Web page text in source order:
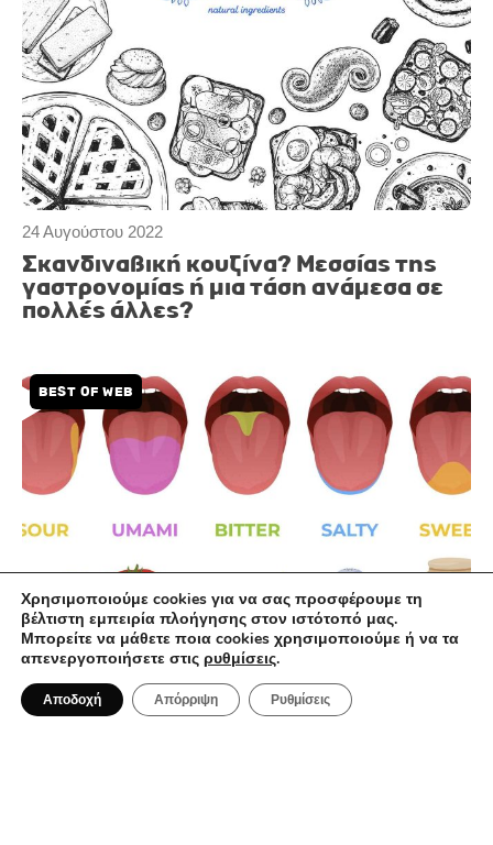
24 Αυγούστου 2022
Σκανδιναβική κουζίνα? Μεσσίας της
γαστρονομίας ή μια τάση ανάμεσα σε
πολλές άλλες?
1 Αυγούστου 2022
BEST OF WEB
Umami, η άγνωστη 5η γεύση
Χρησιμοποιούμε cookies για να σας προσφέρουμε τη
βέλτιστη εμπειρία πλοήγησης στον ιστότοπό μας.
Μπορείτε να μάθετε ποια cookies χρησιμοποιούμε ή να τα
απενεργοποιήσετε στις ρυθμίσεις.
Αποδοχή Απόρριψη Ρυθμίσεις